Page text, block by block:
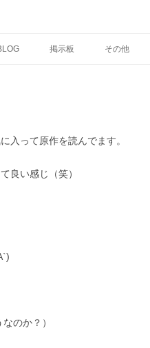
ン
掲示板 その他
入って原作を読んでます。
良い感じ（笑）
のか？）